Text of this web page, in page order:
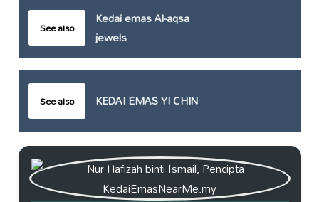
See also
Kedai emas Al-aqsa
jewels
See also KEDAI EMAS YI CHIN